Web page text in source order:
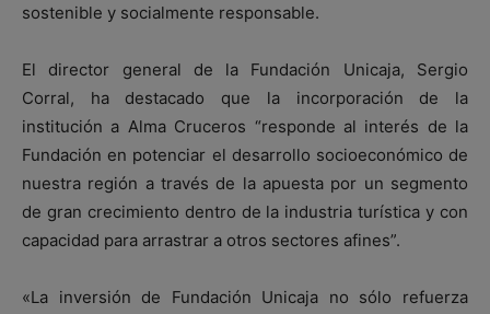
sostenible y socialmente responsable.
El director general de la Fundación Unicaja, Sergio
Corral, ha destacado que la incorporación de la
institución a Alma Cruceros “responde al interés de la
Fundación en potenciar el desarrollo socioeconómico de
nuestra región a través de la apuesta por un segmento
de gran crecimiento dentro de la industria turística y con
capacidad para arrastrar a otros sectores afines”.
«La inversión de Fundación Unicaja no sólo refuerza